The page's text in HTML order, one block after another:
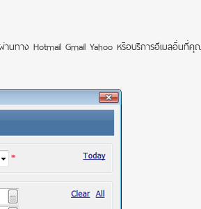
นทาง Hotmail Gmail Yahoo หรือบริการอีเมลอื่นที่คุ